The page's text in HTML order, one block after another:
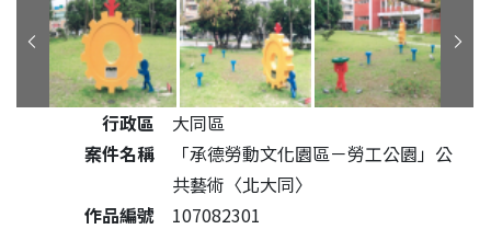
公共藝術作品詳細資料
行政區
大同區
案件名稱
「承德勞動文化園區－勞工公園」公
共藝術〈北大同〉
作品編號
107082301